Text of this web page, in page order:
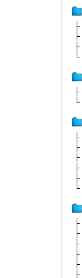
├
├
├
└
├
└
├
├
├
├
├
└
├
├
├
├
├
├